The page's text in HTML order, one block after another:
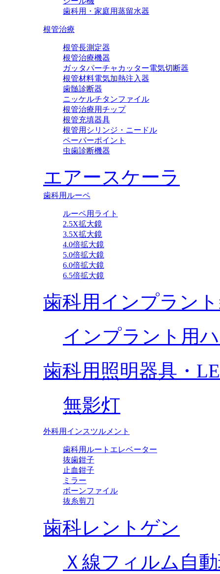
歯科用・家庭用蒸留水器
根管治療
根管長測定器
根管治療機器
ガッタパーチャカッター電気切断器
根管材料電気加熱注入器
歯髄診断器
ニッケルチタンファイル
根管治療用チップ
根管充填器具
根管用シリンジ・ニードル
ペーパーポイント
虫歯診断機器
エアースケーラ
歯科用ルーペ
ルーペ用ライト
2.5X拡大鏡
3.5X拡大鏡
4.0倍拡大鏡
5.0倍拡大鏡
6.0倍拡大鏡
6.5倍拡大鏡
歯科用インプラン
インプラント用
歯科用照明器具・
無影灯
外科用インスツルメント
歯科用ルートエレベーター
抜歯鉗子
止血鉗子
ミラー
ボーンファイル
抜糸剪刀
歯科レントゲン
Ｘ線フィルム自